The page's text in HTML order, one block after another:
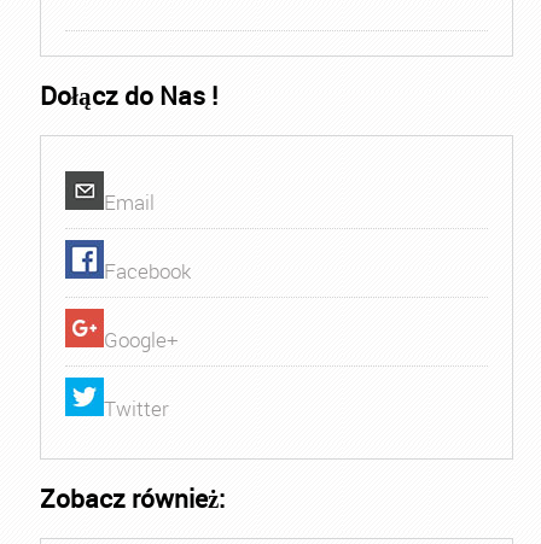
Dołącz do Nas !
Email
Facebook
Google+
Twitter
Zobacz również: